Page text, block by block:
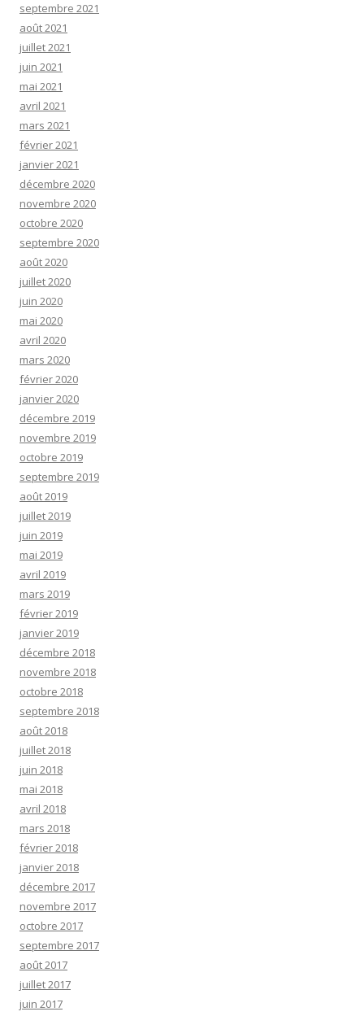
septembre 2021
août 2021
juillet 2021
juin 2021
mai 2021
avril 2021
mars 2021
février 2021
janvier 2021
décembre 2020
novembre 2020
octobre 2020
septembre 2020
août 2020
juillet 2020
juin 2020
mai 2020
avril 2020
mars 2020
février 2020
janvier 2020
décembre 2019
novembre 2019
octobre 2019
septembre 2019
août 2019
juillet 2019
juin 2019
mai 2019
avril 2019
mars 2019
février 2019
janvier 2019
décembre 2018
novembre 2018
octobre 2018
septembre 2018
août 2018
juillet 2018
juin 2018
mai 2018
avril 2018
mars 2018
février 2018
janvier 2018
décembre 2017
novembre 2017
octobre 2017
septembre 2017
août 2017
juillet 2017
juin 2017